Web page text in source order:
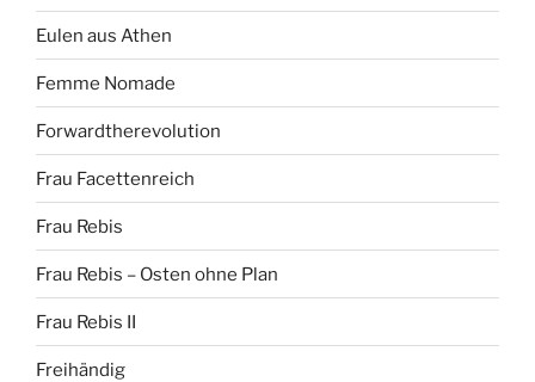
Eulen aus Athen
Femme Nomade
Forwardtherevolution
Frau Facettenreich
Frau Rebis
Frau Rebis – Osten ohne Plan
Frau Rebis II
Freihändig